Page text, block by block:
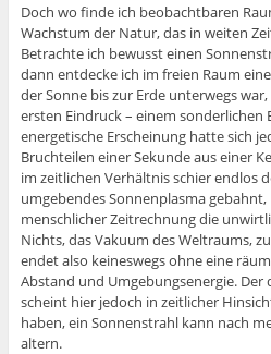
Doch wo finde ich beobachtbaren
Wachstum der Natur, das in weiten
Betrachte ich bewusst einen
dann entdecke ich im freien Raum
der Sonne bis zur Erde unterwegs
ersten Eindruck – einem sonderlichen
energetische Erscheinung hatte sich
Bruchteilen einer Sekunde aus einer
im zeitlichen Verhältnis schier endlos
umgebendes Sonnenplasma
menschlicher Zeitrechnung die
Nichts, das Vakuum des Weltraums,
endet also keineswegs ohne eine
Abstand und Umgebungsenergie. Der
scheint hier jedoch in zeitlicher
haben, ein Sonnenstrahl kann nach
altern.